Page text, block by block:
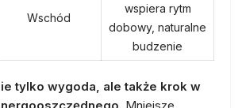
Wschód
wspiera rytm
dobowy, naturalne
budzenie
tylko wygoda, ale także krok w